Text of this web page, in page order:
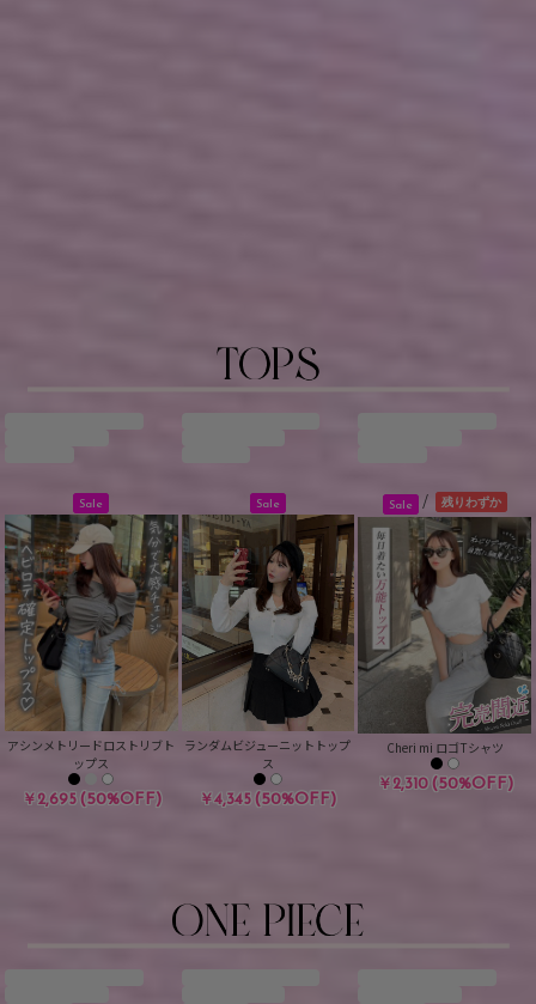
Sale
アシンメトリードロストリブト
ップス
￥2,695(50%OFF)
Sale
ランダムビジューニットトップ
ス
￥4,345(50%OFF)
Sale / 残りわずか
Cheri mi ロゴTシャツ
￥2,310(50%OFF)